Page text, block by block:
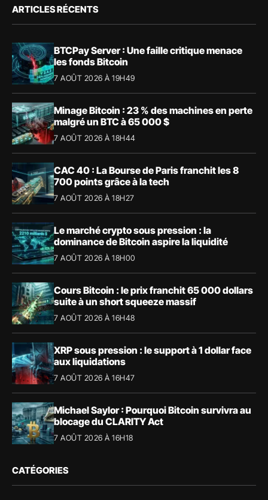
ARTICLES RÉCENTS
BTCPay Server : Une faille critique menace
les fonds Bitcoin
7 AOÛT 2026 À 19H49
Minage Bitcoin : 23 % des machines en perte
malgré un BTC à 65 000 $
7 AOÛT 2026 À 18H44
CAC 40 : La Bourse de Paris franchit les 8
700 points grâce à la tech
7 AOÛT 2026 À 18H27
Le marché crypto sous pression : la
dominance de Bitcoin aspire la liquidité
7 AOÛT 2026 À 18H00
Cours Bitcoin : le prix franchit 65 000 dollars
suite à un short squeeze massif
7 AOÛT 2026 À 16H48
XRP sous pression : le support à 1 dollar face
aux liquidations
7 AOÛT 2026 À 16H47
Michael Saylor : Pourquoi Bitcoin survivra au
blocage du CLARITY Act
7 AOÛT 2026 À 16H18
CATÉGORIES